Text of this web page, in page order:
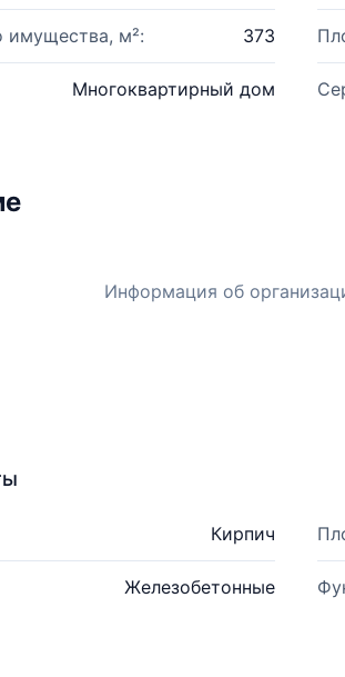
м²: 373
Многоквартирный дом
Информация об
Кирпич
Железобетонные